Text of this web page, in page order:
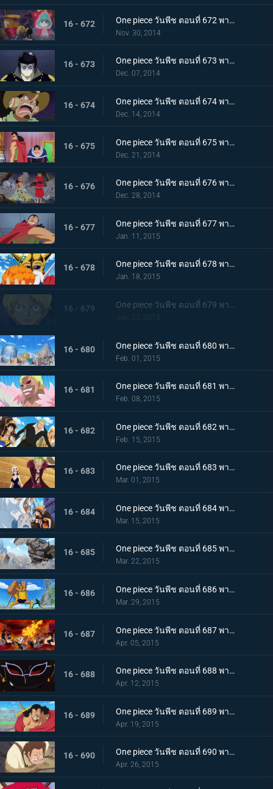
16 - 672 One piece วันพีช ตอนที่ 672 พากย์ไทย ความหวังสุดท้าย ความลับของท่านหัวหน้า!
Nov. 30, 2014
16 - 673 One piece วันพีช ตอนที่ 673 พากย์ไทย มนุษย์พั้งค์ กลาดิอุสระเบิดครั้งใหญ่!
Dec. 07, 2014
16 - 674 One piece วันพีช ตอนที่ 674 พากย์ไทย คนโกหก อุโซแลนด์หนีเอาตัวรอด!
Dec. 14, 2014
16 - 675 One piece วันพีช ตอนที่ 675 พากย์ไทย การพบพานแห่งโชคชะตา เคียรอสและราชาริคุ!
Dec. 21, 2014
16 - 676 One piece วันพีช ตอนที่ 676 พากย์ไทย แผนการล้มเหลว! วีรบุรุษอุโซแลนด์เสียชีวิต!?
Dec. 28, 2014
16 - 677 One piece วันพีช ตอนที่ 677 พากย์ไทย ตำนานฟื้นคืนชีพ! การโจมตีสุดกำลังของเคียรอส
Jan. 11, 2015
16 - 678 One piece วันพีช ตอนที่ 678 พากย์ไทย หมัดอัคคีปะทุ! พลังของผลเมระเมระฟื้นกลับคืน
Jan. 18, 2015
16 - 679
Jan. 25, 2015
16 - 680 One piece วันพีช ตอนที่ 680 พากย์ไทย กับดักอันชั่วร้าย!!! แผนทำลายล้างเดรสโรซ่า!
Feb. 01, 2015
16 - 681 One piece วันพีช ตอนที่ 681 พากย์ไทย ชายผู้มีค่าหัว 500 ล้าน อุโซแลนด์ตกเป็นเป้า!
Feb. 08, 2015
16 - 682 One piece วันพีช ตอนที่ 682 พากย์ไทย ฝ่าแดนศัตรู! ลูฟี่และโซโลเริ่มตอบโต้
Feb. 15, 2015
16 - 683 One piece วันพีช ตอนที่ 683 พากย์ไทย สะเทือนทั่วปฐพี!! พีก้า เทพแห่งการทำลายล้างปรากฏตัว
Mar. 01, 2015
16 - 684 One piece วันพีช ตอนที่ 684 พากย์ไทย รวมพลครั้งใหญ่ ลูฟี่และกลุ่มนักสู้สุดโหด
Mar. 15, 2015
16 - 685 One piece วันพีช ตอนที่ 685 พากย์ไทย ฝ่าทะลวงเข้าไป! กองทัพลูฟี่ ปะทะ พีก้า
Mar. 22, 2015
16 - 686 One piece วันพีช ตอนที่ 686 พากย์ไทย คำสารภาพที่น่าตกใจ คำสาบานที่แลกด้วยชีวิตของลอว์
Mar. 29, 2015
16 - 687 One piece วันพีช ตอนที่ 687 พากย์ไทย การปะทะครั้งใหญ่!!! เสนาธิการใหญ่ ซาโบ ปะทะ พลเรือเอก ฟูจิโทระ
Apr. 05, 2015
16 - 688 One piece วันพีช ตอนที่ 688 พากย์ไทย เข้าตาจน! ลูฟี่ตกหลุมพราง!
Apr. 12, 2015
16 - 689 One piece วันพีช ตอนที่ 689 พากย์ไทย เปิดทางหนี!! ลูฟี่หมัดปืนช้างคืนชีพ!
Apr. 19, 2015
16 - 690 One piece วันพีช ตอนที่ 690 พากย์ไทย แนวร่วมพันธมิตร ลูฟี่ฝ่าทะลวงสู่ชัยชนะ !
Apr. 26, 2015